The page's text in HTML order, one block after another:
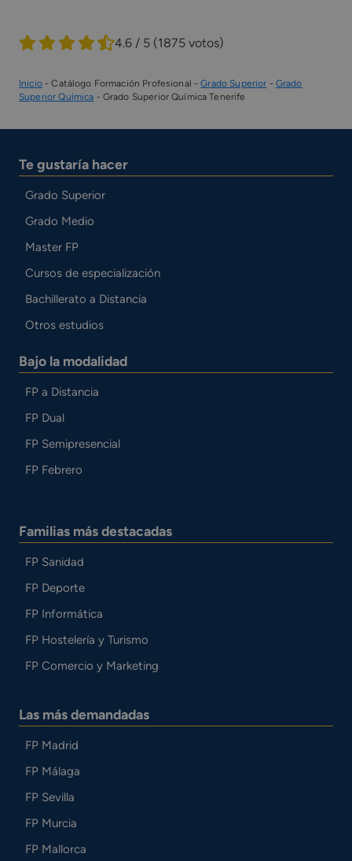
4.6 / 5 (1875 votos)
Inicio-Catálogo Formación Profesional -Grado Superior - Grado
Superior Química - Grado Superior Química Tenerife
Te gustaría hacer
Grado Superior
Grado Medio
Master FP
Cursos de especialización
Bachillerato a Distancia
Otros estudios
Bajo la modalidad
FP a Distancia
FP Dual
FP Semipresencial
FP Febrero
Familias más destacadas
FP Sanidad
FP Deporte
FP Informática
FP Hostelería y Turismo
FP Comercio y Marketing
Las más demandadas
FP Madrid
FP Málaga
FP Sevilla
FP Murcia
FP Mallorca